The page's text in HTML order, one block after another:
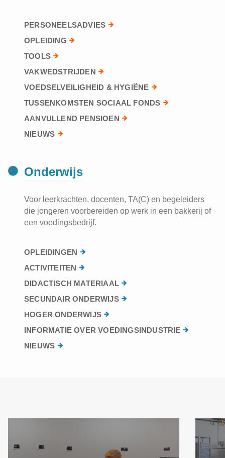
PERSONEELSADVIES
OPLEIDING
TOOLS
VAKWEDSTRIJDEN
VOEDSELVEILIGHEID & HYGIËNE
TUSSENKOMSTEN SOCIAAL FONDS
AANVULLEND PENSIOEN
NIEUWS
Onderwijs
Voor leerkrachten, docenten, TA(C) en begeleiders
die jongeren voorbereiden op werk in een bakkerij of
een voedingsbedrijf.
OPLEIDINGEN
ACTIVITEITEN
DIDACTISCH MATERIAAL
SECUNDAIR ONDERWIJS
HOGER ONDERWIJS
INFORMATIE OVER VOEDINGSINDUSTRIE
NIEUWS